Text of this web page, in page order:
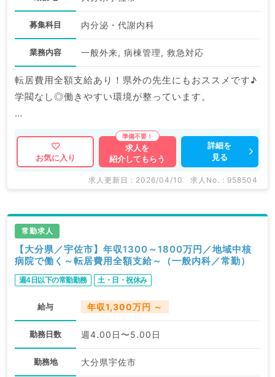
募集科目 内分泌・代謝内科
業務内容 一般外来, 病棟管理, 救急対応
転居費用全額支給あり！県外の先生にもおススメです♪
学閥なし◎働きやすい環境が整っています。
マイナビDOCTORでは病院やクリニックなどの医療機
関求人はもちろんのこと、
掲載情報以外にも産業医等の企業系求人も多数扱ってい
求人内容の詳細等はお気軽にお問合せ下さい。
お気に入り
求人を
紹介してもらう
詳細を
見る
求人更新日 : 2026/04/10 求人No. : 958504
常勤求人
【大分県／宇佐市】年収1300～1800万円／地域中核
病院で働く～転居費用全額支給～（一般内科／常勤）
週4日以下の常勤勤務 土・日・祝休み
給与 年収1,300万円 ～
勤務日数 週4.00日〜5.00日
勤務地 大分県宇佐市